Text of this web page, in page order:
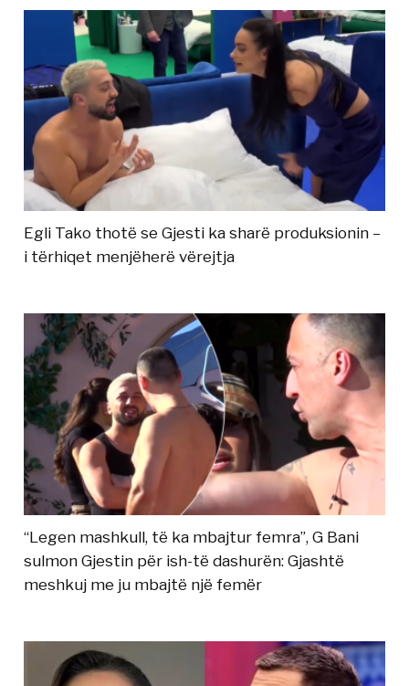
Egli Tako thotë se Gjesti ka sharë produksionin –
i tërhiqet menjëherë vërejtja
“Legen mashkull, të ka mbajtur femra”, G Bani
sulmon Gjestin për ish-të dashurën: Gjashtë
meshkuj me ju mbajtë një femër